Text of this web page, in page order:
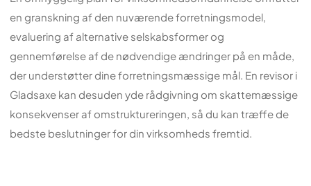
en granskning af den nuværende forretningsmodel,
evaluering af alternative selskabsformer og
gennemførelse af de nødvendige ændringer på en måde,
der understøtter dine forretningsmæssige mål. En revisor i
Gladsaxe kan desuden yde rådgivning om skattemæssige
konsekvenser af omstruktureringen, så du kan træffe de
bedste beslutninger for din virksomheds fremtid.